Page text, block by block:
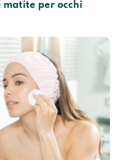
matite per occhi